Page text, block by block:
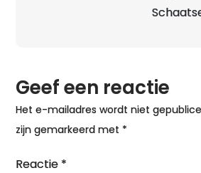
Geef een reactie
Het e-mailadres wordt niet
zijn gemarkeerd met *
Reactie *